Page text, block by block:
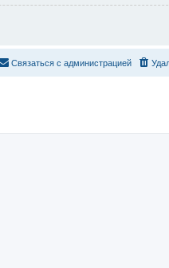
Связаться с администрацией